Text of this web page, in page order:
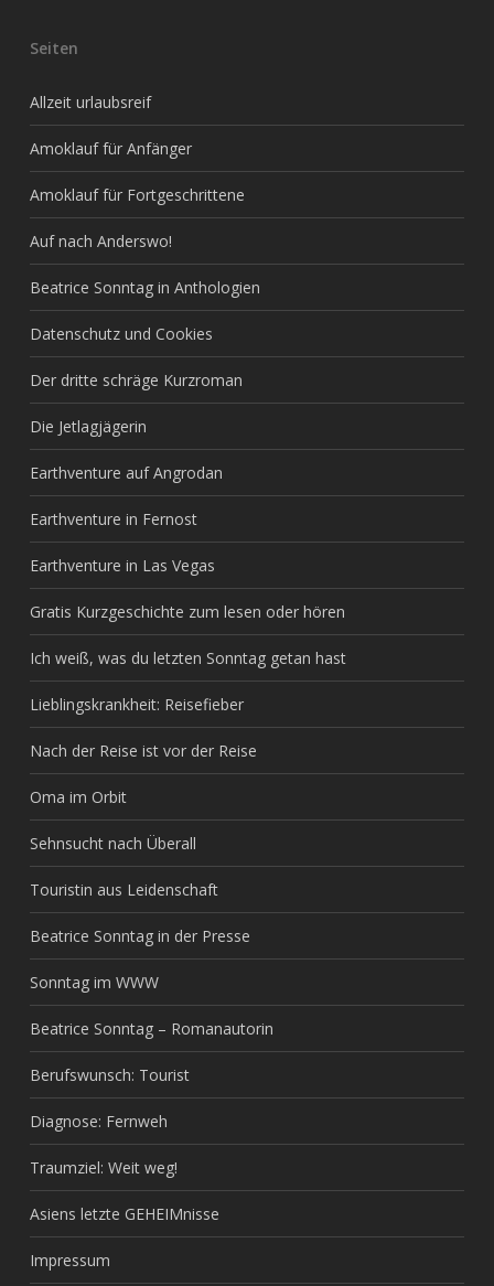
Seiten
Allzeit urlaubsreif
Amoklauf für Anfänger
Amoklauf für Fortgeschrittene
Auf nach Anderswo!
Beatrice Sonntag in Anthologien
Datenschutz und Cookies
Der dritte schräge Kurzroman
Die Jetlagjägerin
Earthventure auf Angrodan
Earthventure in Fernost
Earthventure in Las Vegas
Gratis Kurzgeschichte zum lesen oder hören
Ich weiß, was du letzten Sonntag getan hast
Lieblingskrankheit: Reisefieber
Nach der Reise ist vor der Reise
Oma im Orbit
Sehnsucht nach Überall
Touristin aus Leidenschaft
Beatrice Sonntag in der Presse
Sonntag im WWW
Beatrice Sonntag – Romanautorin
Berufswunsch: Tourist
Diagnose: Fernweh
Traumziel: Weit weg!
Asiens letzte GEHEIMnisse
Impressum